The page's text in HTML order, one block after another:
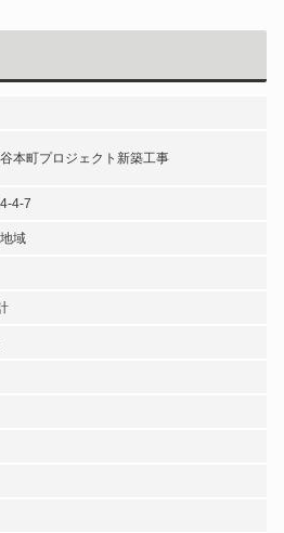
谷本町プロジェクト新築工事
4-7
域